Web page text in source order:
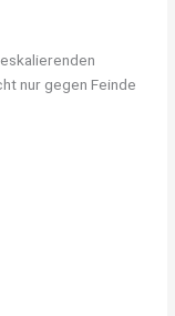
nur gegen Feinde